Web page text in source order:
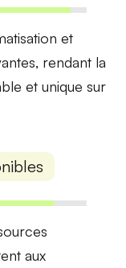
et
, rendant la
et unique sur
aux